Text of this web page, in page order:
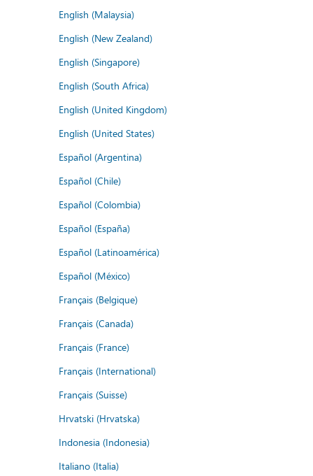
English (Malaysia)
English (New Zealand)
English (Singapore)
English (South Africa)
English (United Kingdom)
English (United States)
Español (Argentina)
Español (Chile)
Español (Colombia)
Español (España)
Español (Latinoamérica)
Español (México)
Français (Belgique)
Français (Canada)
Français (France)
Français (International)
Français (Suisse)
Hrvatski (Hrvatska)
Indonesia (Indonesia)
Italiano (Italia)